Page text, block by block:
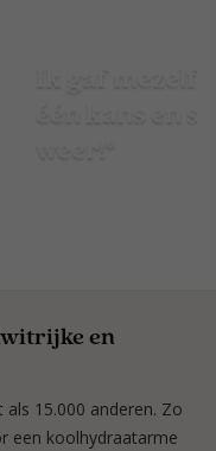
en
15.000 anderen. Zo
een koolhydraatarme